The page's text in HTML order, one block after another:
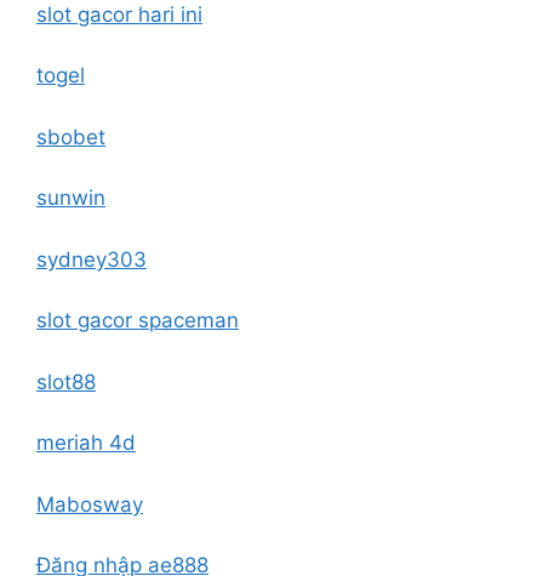
slot gacor hari ini
togel
sbobet
sunwin
sydney303
slot gacor spaceman
slot88
meriah 4d
Mabosway
Đăng nhập ae888